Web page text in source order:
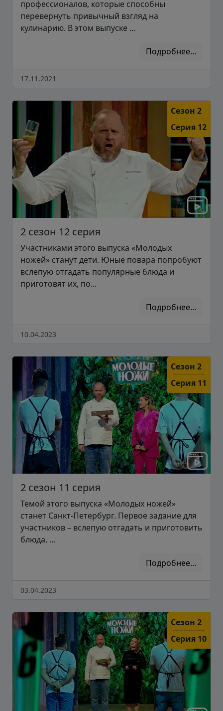
профессионалов, которые способны
перевернуть привычный взгляд на
кулинарию. В этом выпуске ...
Подробнее...
17.11.2021
Сезон 2
Серия 12
2 сезон 12 серия
Участниками этого выпуска «Молодых
ножей» станут дети. Юные повара попробуют
вслепую отгадать популярные блюда и
приготовят их, по...
Подробнее...
10.04.2023
Сезон 2
Серия 11
2 сезон 11 серия
Темой этого выпуска «Молодых ножей»
станет Санкт-Петербург. Первое задание для
участников – вслепую отгадать и приготовить
блюда, ...
Подробнее...
03.04.2023
Сезон 2
Серия 10